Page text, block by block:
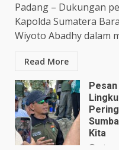
Padang – Dukungan
Kapolda Sumatera
Wiyoto Abadhy dalam
Read More
Kita